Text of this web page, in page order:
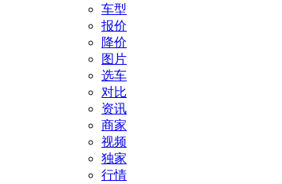
车型
报价
降价
图片
选车
对比
资讯
商家
视频
独家
行情